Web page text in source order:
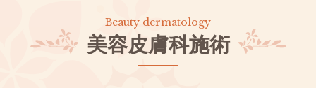
美容皮膚科施術